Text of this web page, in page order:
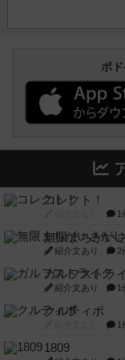
ボ
コレクト！
1
無限まちがい
紹介文あり 2
ガルフストラ
紹介文あり 1
クルティボ
1
1809